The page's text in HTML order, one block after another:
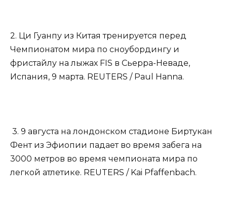
2. Ци Гуанпу из Китая тренируется перед
Чемпионатом мира по сноубордингу и
фристайлу на лыжах FIS в Сьерра-Неваде,
Испания, 9 марта. REUTERS / Paul Hanna.
3. 9 августа на лондонском стадионе Биртукан
Фент из Эфиопии падает во время забега на
3000 метров во время чемпионата мира по
легкой атлетике. REUTERS / Kai Pfaffenbach.